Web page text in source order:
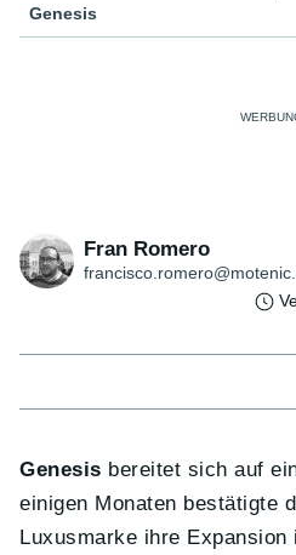
Genesis
Fran Romero
Genesis bereitet sich auf
einigen Monaten bestätigte
Luxusmarke ihre